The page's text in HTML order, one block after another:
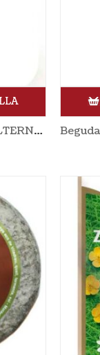
Batut de xocolata 230ml ALTERNATIVA3